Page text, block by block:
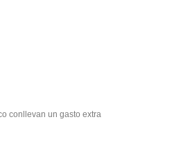
conllevan un gasto extra